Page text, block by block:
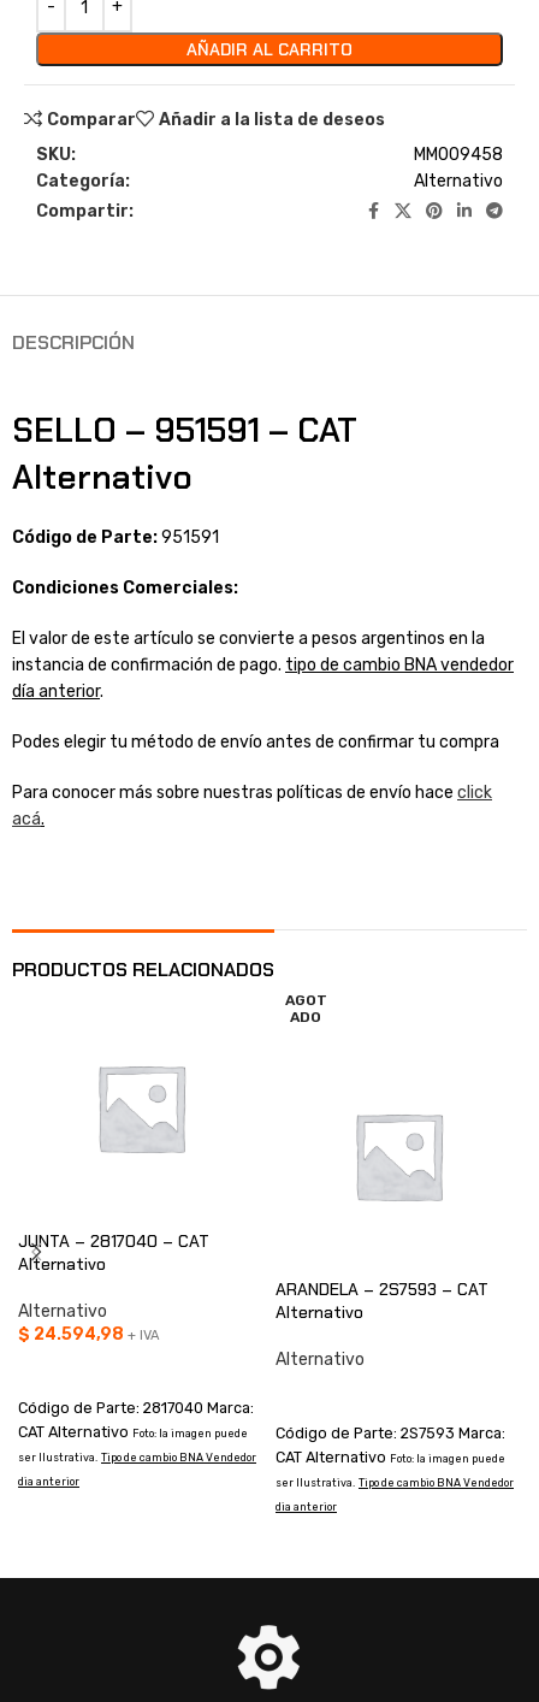
AÑADIR AL CARRITO
Comparar
Añadir a la lista de deseos
SKU:
MM009458
Categoría:
Alternativo
Compartir:
DESCRIPCIÓN
SELLO – 951591 – CAT
Alternativo
Código de Parte:951591
Condiciones Comerciales:
El valor de este artículo se convierte a pesos argentinos en la
instancia de confirmación de pago. tipo de cambio BNA vendedor
día anterior.
Podes elegir tu método de envío antes de confirmar tu compra
Para conocer más sobre nuestras políticas de envío hace click
acá.
PRODUCTOS RELACIONADOS
JUNTA – 2817040 – CAT
Alternativo
Alternativo
$ 24.594,98 + IVA
Código de Parte: 2817040 Marca:
CAT Alternativo Foto: la imagen puede
ser Ilustrativa. Tipo de cambio BNA Vendedor
dia anterior
AGOT
ADO
ARANDELA – 2S7593 – CAT
Alternativo
Alternativo
Código de Parte: 2S7593 Marca:
CAT Alternativo Foto: la imagen puede
ser Ilustrativa. Tipo de cambio BNA Vendedor
dia anterior